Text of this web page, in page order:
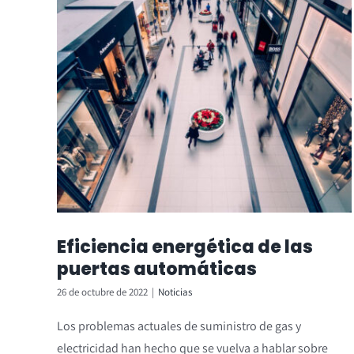
Eficiencia energética de las
puertas automáticas
26 de octubre de 2022 | Noticias
Los problemas actuales de suministro de gas y
electricidad han hecho que se vuelva a hablar sobre